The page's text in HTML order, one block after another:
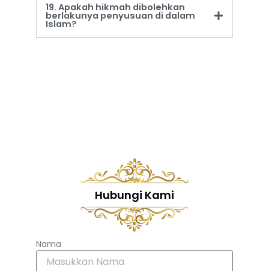
19. Apakah hikmah dibolehkan
berlakunya penyusuan di dalam
Islam?
Hubungi Kami
Nama